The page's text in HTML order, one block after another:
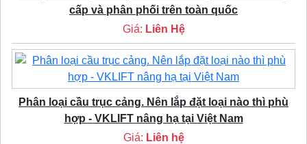
cấp và phân phối trên toàn quốc
Giá: Liên Hệ
Phân loại cầu trục cảng. Nên lắp đặt loại nào thì phù
hợp - VKLIFT nâng hạ tại Việt Nam
Giá: Liên hệ